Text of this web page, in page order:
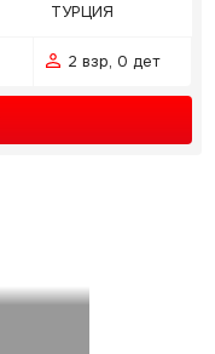
ТУРЦИЯ
2 взр, 0 дет